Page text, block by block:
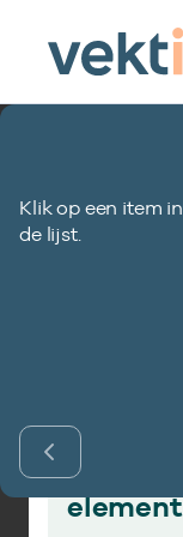
Vind
element
Klik op een item
de lijst.